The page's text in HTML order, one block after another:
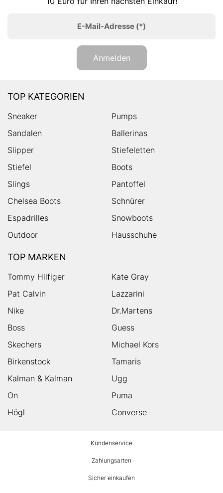
E-Mail-Adresse (*)
Anmelden
TOP KATEGORIEN
Sneaker
Pumps
Sandalen
Ballerinas
Slipper
Stiefeletten
Stiefel
Boots
Slings
Pantoffel
Chelsea Boots
Schnürer
Espadrilles
Snowboots
Outdoor
Hausschuhe
TOP MARKEN
Tommy Hilfiger
Kate Gray
Pat Calvin
Lazzarini
Nike
Dr.Martens
Boss
Guess
Skechers
Michael Kors
Birkenstock
Tamaris
Kalman & Kalman
Ugg
On
Puma
Högl
Converse
Kundenservice
Zahlungsarten
Sicher einkaufen